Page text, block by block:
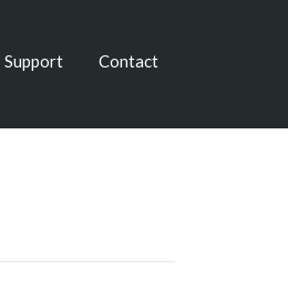
Support Contact